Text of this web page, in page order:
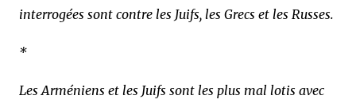
interrogées sont contre les Juifs, les Grecs et les Russes.
*
Les Arméniens et les Juifs sont les plus mal lotis avec